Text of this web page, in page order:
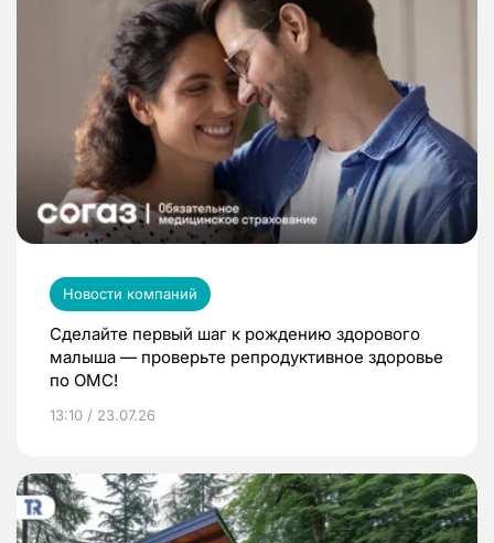
Новости компаний
Сделайте первый шаг к рождению здорового
малыша — проверьте репродуктивное здоровье
по ОМС!
13:10 / 23.07.26